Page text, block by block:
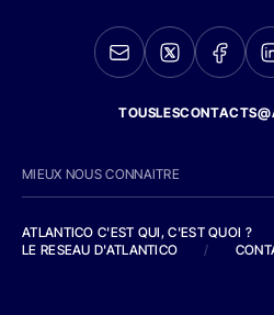
MIEUX NOUS CONNAITRE
ATLANTICO C'EST QUI, C'EST QUOI ?
LE RESEAU D'ATLANTICO
/